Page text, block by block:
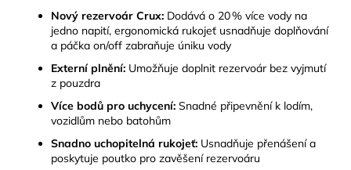
Nový rezervoár Crux: Dodává o 20 % více vody na
jedno napití, ergonomická rukojeť usnadňuje doplňování
a páčka on/off zabraňuje úniku vody
Externí plnění: Umožňuje doplnit rezervoár bez vyjmutí
z pouzdra
Více bodů pro uchycení: Snadné připevnění k lodím,
vozidlům nebo batohům
Snadno uchopitelná rukojeť: Usnadňuje přenášení a
poskytuje poutko pro zavěšení rezervoáru